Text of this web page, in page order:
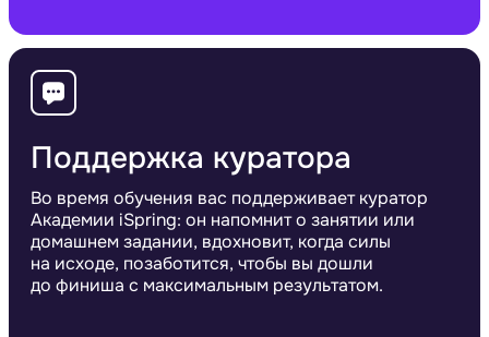
Поддержка куратора
Во время обучения вас поддерживает куратор
Академии iSpring: он напомнит о занятии или
домашнем задании, вдохновит, когда силы
на исходе, позаботится, чтобы вы дошли
до финиша с максимальным результатом.